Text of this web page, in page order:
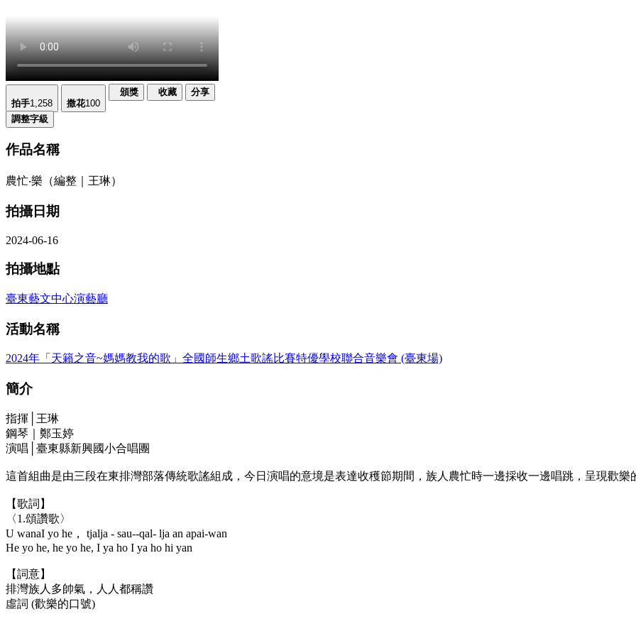
拍手1,258 撒花100
頒獎 收藏 分享
調整字級
作品名稱
農忙‧樂（編整｜王琳）
拍攝日期
2024-06-16
拍攝地點
臺東藝文中心演藝廳
活動名稱
2024年「天籟之音~媽媽教我的歌」全國師生鄉土歌謠比賽特優學校聯合音樂會 (臺東場)
簡介
指揮│王琳
鋼琴｜鄭玉婷
演唱│臺東縣新興國小合唱團
這首組曲是由三段在東排灣部落傳統歌謠組成，今日演唱的意境是表達收穫節期間，族人農忙時一邊採收一邊唱跳，呈現歡樂
【歌詞】
〈1.頌讚歌〉
U wanaI yo he， tjalja - sau--qal- lja an apai-wan
He yo he, he yo he, I ya ho I ya ho hi yan
【詞意】
排灣族人多帥氣，人人都稱讚
虛詞 (歡樂的口號)